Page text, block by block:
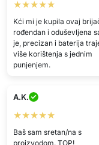
A.K.
★★★★★
Baš sam sretan/na s
proizvodom. TOP!
H.M.
★★★★★
Stvarno je dobar. :)